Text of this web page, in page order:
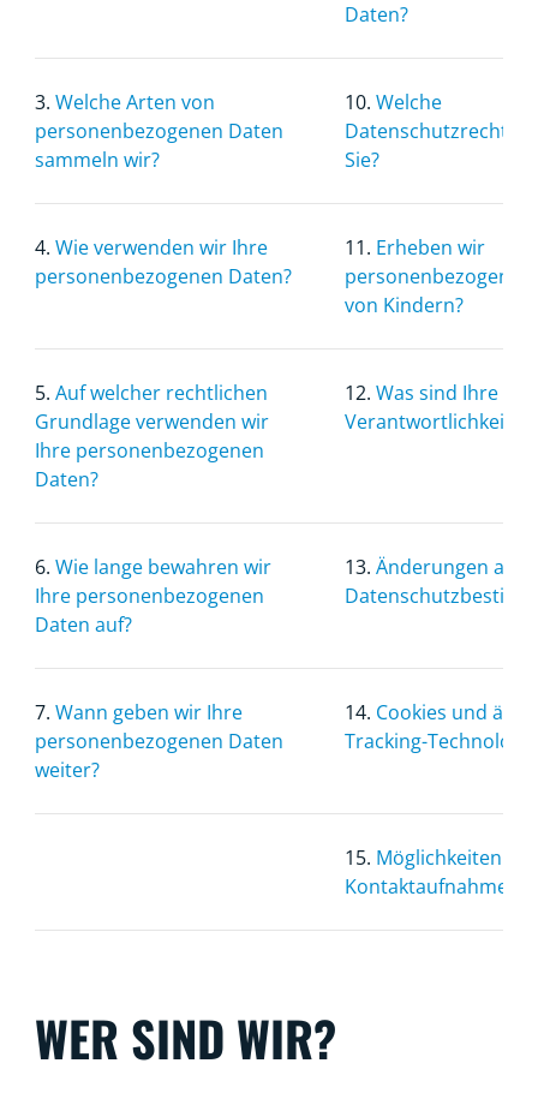
Daten?
3. Welche Arten von
personenbezogenen Daten
sammeln wir?
10. Welche
Datenschutzrechte
Sie?
4. Wie verwenden wir Ihre
personenbezogenen Daten?
11. Erheben wir
personenbezogene
von Kindern?
5. Auf welcher rechtlichen
Grundlage verwenden wir
Ihre personenbezogenen
Daten?
12. Was sind Ihre
6. Wie lange bewahren wir
Ihre personenbezogenen
Daten auf?
13. Änderungen an
7. Wann geben wir Ihre
personenbezogenen Daten
weiter?
14. Cookies und
Tracking-
15. Möglichkeiten zur
Kontaktaufnahme
WER SIND WIR?